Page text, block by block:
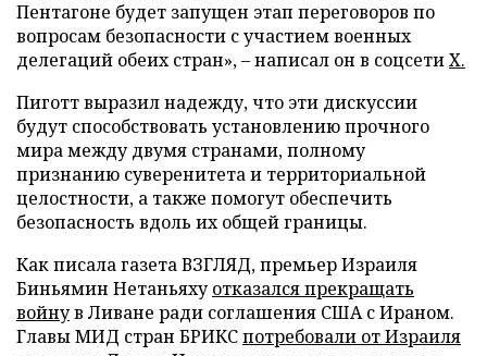
Пентагоне будет запущен этап переговоров по
вопросам безопасности с участием военных
делегаций обеих стран», – написал он в соцсетиХ.
Пиготт выразил надежду, что эти дискуссии
будут способствовать установлению прочного
мира между двумя странами, полному
признанию суверенитета и территориальной
целостности, а также помогут обеспечить
безопасность вдоль их общей границы.
Как писала газета ВЗГЛЯД, премьер Израиля
Биньямин Нетаньяхуотказался прекращать
войнув Ливане ради соглашения США с Ираном.
Главы МИД стран БРИКСпотребовали от Израиля